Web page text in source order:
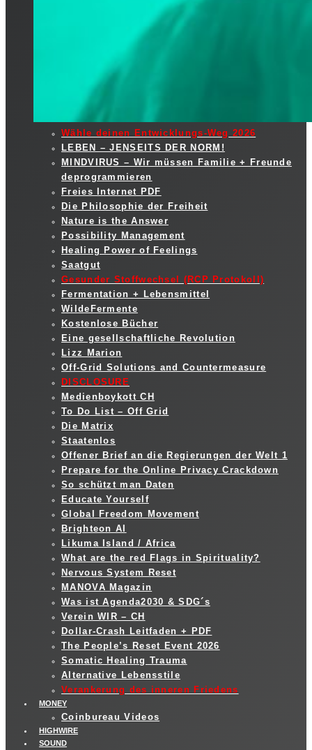
Wähle deinen Entwicklungs-Weg 2026
LEBEN – JENSEITS DER NORM!
MINDVIRUS – Wir müssen Familie + Freunde
deprogrammieren
Freies Internet PDF
Die Philosophie der Freiheit
Nature is the Answer
Possibility Management
Healing Power of Feelings
Saatgut
Gesunder Stoffwechsel (RCP Protokoll)
Fermentation + Lebensmittel
WildeFermente
Kostenlose Bücher
Eine gesellschaftliche Revolution
Lizz Marion
Off-Grid Solutions and Countermeasure
DISCLOSURE
Medienboykott CH
To Do List – Off Grid
Die Matrix
Staatenlos
Offener Brief an die Regierungen der Welt 1
Prepare for the Online Privacy Crackdown
So schützt man Daten
Educate Yourself
Global Freedom Movement
Brighteon AI
Likuma Island / Africa
What are the red Flags in Spirituality?
Nervous System Reset
MANOVA Magazin
Was ist Agenda2030 & SDG´s
Verein WIR – CH
Dollar-Crash Leitfaden + PDF
The People’s Reset Event 2026
Somatic Healing Trauma
Alternative Lebensstile
Verankerung des inneren Friedens
MONEY
Coinbureau Videos
HIGHWIRE
SOUND